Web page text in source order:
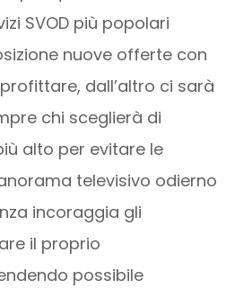
SVOD più popolari
nuove offerte con
dall’altro ci sarà
chi sceglierà di
alto per evitare le
televisivo odierno
incoraggia gli
il proprio
possibile